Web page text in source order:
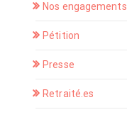
Nos engagements
Pétition
Presse
Retraité.es